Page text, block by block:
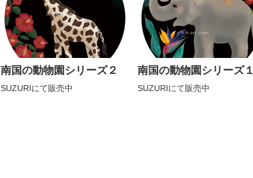
南国の動物園シリーズ２
SUZURIにて販売中
南国の動物園シリーズ１
SUZURIにて販売中